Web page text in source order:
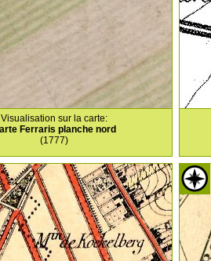
Visualisation sur la carte:
Ferraris planche nord
(1777)